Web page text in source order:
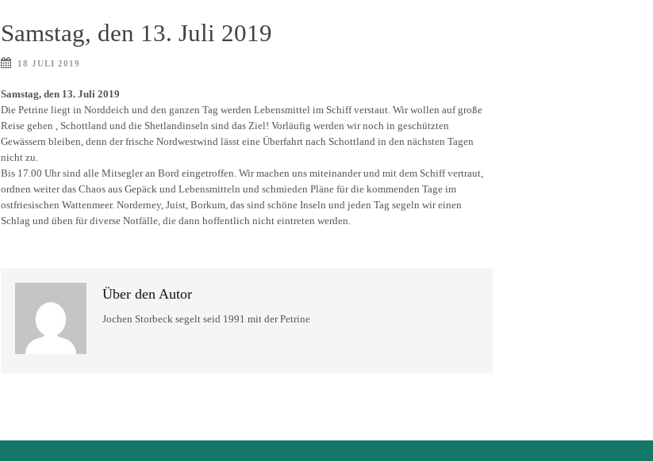
Samstag, den 13. Juli 2019
18 JULI 2019
Samstag, den 13. Juli 2019
Die Petrine liegt in Norddeich und den ganzen Tag werden Lebensmittel im Schiff verstaut. Wir wollen auf große
Reise gehen , Schottland und die Shetlandinseln sind das Ziel! Vorläufig werden wir noch in geschützten
Gewässern bleiben, denn der frische Nordwestwind lässt eine Überfahrt nach Schottland in den nächsten Tagen
nicht zu.
Bis 17.00 Uhr sind alle Mitsegler an Bord eingetroffen. Wir machen uns miteinander und mit dem Schiff vertraut,
ordnen weiter das Chaos aus Gepäck und Lebensmitteln und schmieden Pläne für die kommenden Tage im
ostfriesischen Wattenmeer. Norderney, Juist, Borkum, das sind schöne Inseln und jeden Tag segeln wir einen
Schlag und üben für diverse Notfälle, die dann hoffentlich nicht eintreten werden.
Über den Autor
Jochen Storbeck segelt seid 1991 mit der Petrine